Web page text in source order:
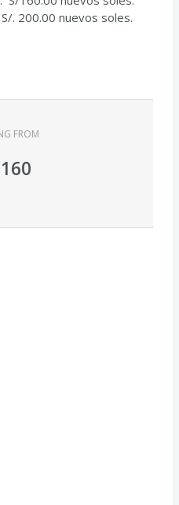
. 200.00 nuevos soles.
FROM
160